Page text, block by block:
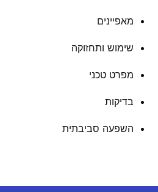
מאפיינים
שימוש ותחזוקה
מפרט טכני
בדיקות
השפעה סביבתית